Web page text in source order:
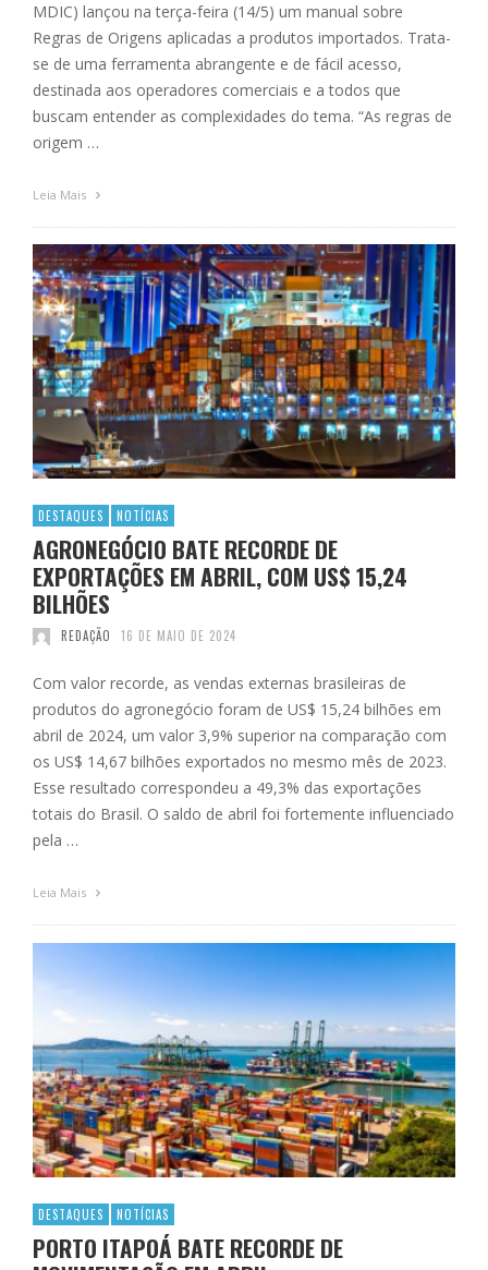
MDIC) lançou na terça-feira (14/5) um manual sobre
Regras de Origens aplicadas a produtos importados. Trata-
se de uma ferramenta abrangente e de fácil acesso,
destinada aos operadores comerciais e a todos que
buscam entender as complexidades do tema. “As regras de
origem …
Leia Mais
DESTAQUES NOTÍCIAS
AGRONEGÓCIO BATE RECORDE DE
EXPORTAÇÕES EM ABRIL, COM US$ 15,24
BILHÕES
REDAÇÃO 16 DE MAIO DE 2024
Com valor recorde, as vendas externas brasileiras de
produtos do agronegócio foram de US$ 15,24 bilhões em
abril de 2024, um valor 3,9% superior na comparação com
os US$ 14,67 bilhões exportados no mesmo mês de 2023.
Esse resultado correspondeu a 49,3% das exportações
totais do Brasil. O saldo de abril foi fortemente influenciado
pela …
Leia Mais
DESTAQUES NOTÍCIAS
PORTO ITAPOÁ BATE RECORDE DE